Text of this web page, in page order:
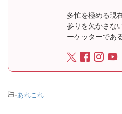
多忙を極める現
参りを欠かさな
ーケッターである
-あれこれ